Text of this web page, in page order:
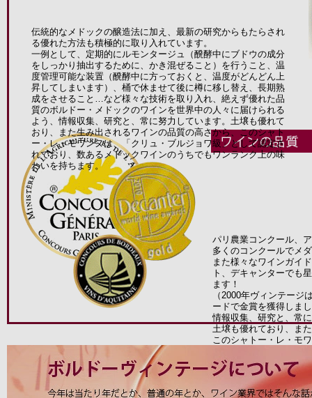
伝統的なメドックの醸造法に加え、最新の研究からもたらされ
る優れた方法も積極的に取り入れています。
一例として、定期的にルモンタージュ（醗酵中にブドウの成分
をしっかり抽出するために、かき混ぜること）を行うこと、温
度管理可能な装置（醗酵中に方っておくと、温度がどんどん上
昇してしまいます）、桶で休ませて後に樽に移し替え、長期熟
成をさせること…など様々な技術を取り入れ、絶えず優れた品
質のボルドー・メドックのワインを世界中の人々に届けられる
よう、情報収集、研究と、常に努力しています。土壌も優れて
おり、また生み出されるワインの品質の高さから、このシャト
ー・レ・モワンヌは、「クリュ・ブルジョワ級」として認定さ
れており、数あるメドックワインのうちでもワンランク上の味
わいを持ちます。
パリ農業コンクール、
多くのコンクールでメ
また様々なワインガイ
ト、デキャンターでも
ます！
（2000年ヴィンテージ
ードで金賞を獲得しま
情報収集、研究と、常
土壌も優れており、ま
このシャトー・レ・モ
上の味わいを持ちます。